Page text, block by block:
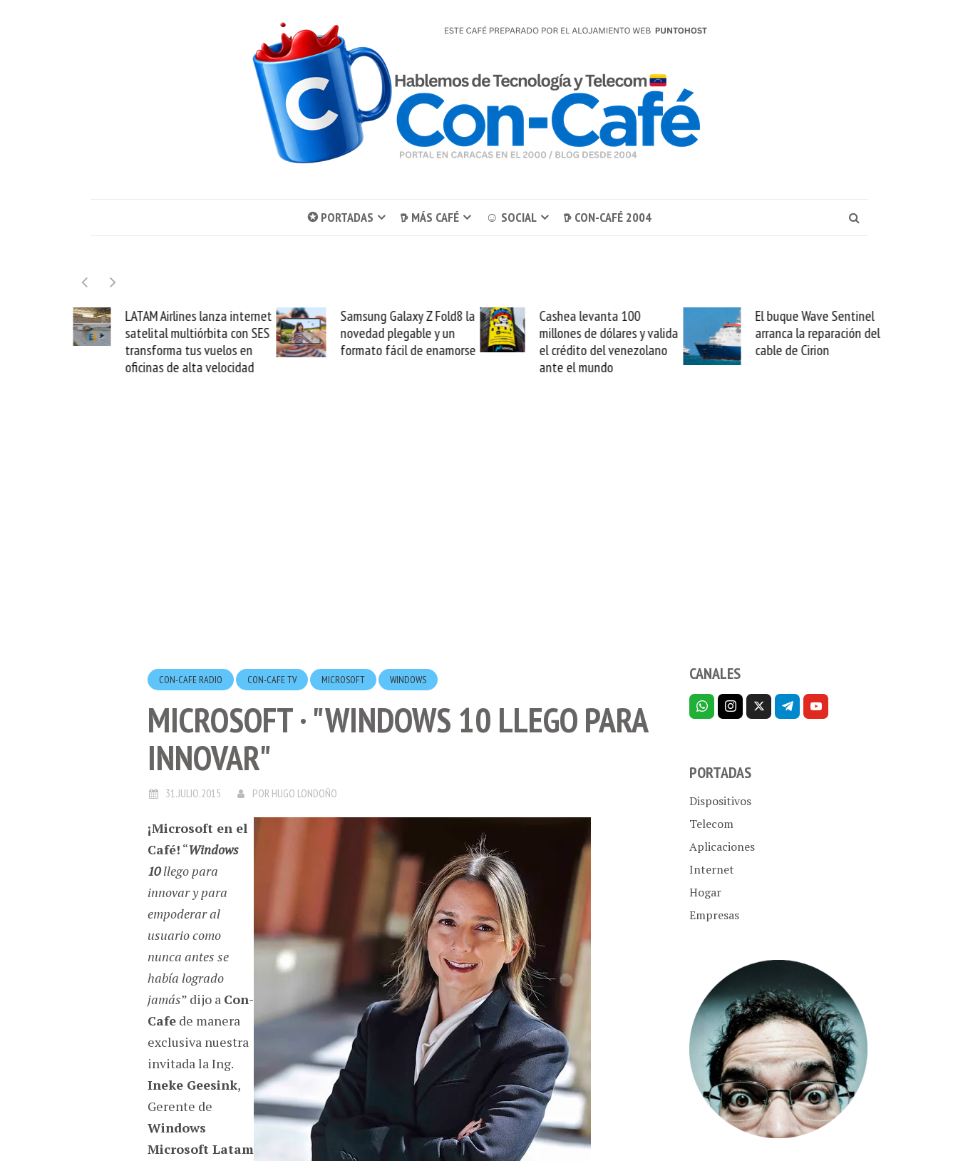
✪ PORTADAS 𖠚 MÁS CAFÉ ☺ SOCIAL 𖠚 CON-CAFÉ 2004
Airlines lanza internet
multiórbita con SES
tus vuelos en
Samsung Galaxy Z Fold8 la
novedad plegable y un
formato fácil de enamorse
Cashea levanta 100
millones de dólares y valida
el crédito del venezolano
El buque Wave Sentinel
arranca la reparación del
cable de Cirion
Uber se lleva PedidosYa y
sabemos todo lo que puede
mejorar tecnológicamente
CON-CAFE RADIO CON-CAFE TV MICROSOFT WINDOWS
MICROSOFT · "WINDOWS 10 LLEGO PARA
INNOVAR"
31.JULIO.2015 POR HUGO LONDOÑO
¡Microsoft en el
Café! “Windows
10llego para
innovar y para
empoderar al
usuario como
nunca antes se
había logrado
jamás” dijo a Con-
Cafe de manera
exclusiva nuestra
invitada la Ing.
Ineke Geesink,
Gerente de
Windows
Microsoft Latam
CANALES
PORTADAS
Dispositivos
Telecom
Aplicaciones
Internet
Hogar
Empresas